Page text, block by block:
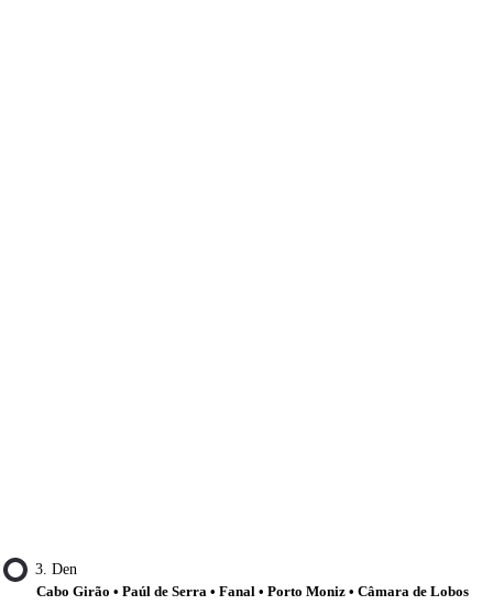
3. Den
Cabo Girão • Paúl de Serra • Fanal • Porto Moniz • Câmara de Lobos